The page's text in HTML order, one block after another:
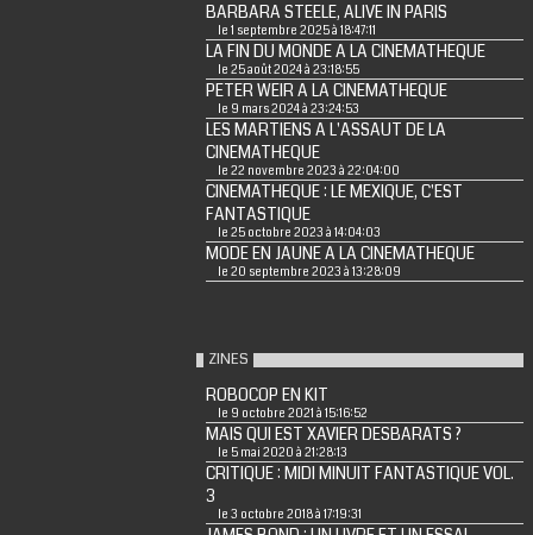
BARBARA STEELE, ALIVE IN PARIS
le 1 septembre 2025 à 18:47:11
LA FIN DU MONDE A LA CINEMATHEQUE
le 25 août 2024 à 23:18:55
PETER WEIR A LA CINEMATHEQUE
le 9 mars 2024 à 23:24:53
LES MARTIENS A L'ASSAUT DE LA
CINEMATHEQUE
le 22 novembre 2023 à 22:04:00
CINEMATHEQUE : LE MEXIQUE, C'EST
FANTASTIQUE
le 25 octobre 2023 à 14:04:03
MODE EN JAUNE A LA CINEMATHEQUE
le 20 septembre 2023 à 13:28:09
ZINES
ROBOCOP EN KIT
le 9 octobre 2021 à 15:16:52
MAIS QUI EST XAVIER DESBARATS ?
le 5 mai 2020 à 21:28:13
CRITIQUE : MIDI MINUIT FANTASTIQUE VOL.
3
le 3 octobre 2018 à 17:19:31